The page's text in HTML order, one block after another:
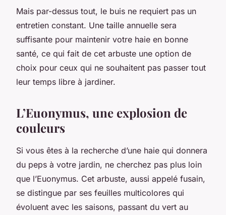
Mais par-dessus tout, le buis ne requiert pas un
entretien constant. Une taille annuelle sera
suffisante pour maintenir votre haie en bonne
santé, ce qui fait de cet arbuste une option de
choix pour ceux qui ne souhaitent pas passer tout
leur temps libre à jardiner.
L’Euonymus, une explosion de
couleurs
Si vous êtes à la recherche d’une haie qui donnera
du peps à votre jardin, ne cherchez pas plus loin
que l’Euonymus. Cet arbuste, aussi appelé fusain,
se distingue par ses feuilles multicolores qui
évoluent avec les saisons, passant du vert au